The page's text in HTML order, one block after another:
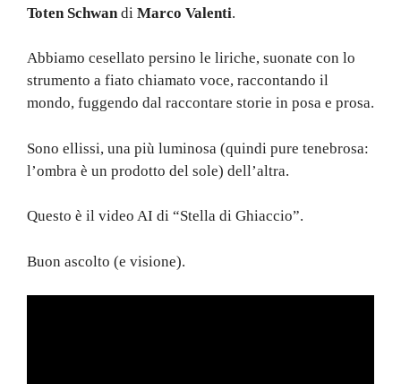
Toten Schwan di Marco Valenti.
Abbiamo cesellato persino le liriche, suonate con lo
strumento a fiato chiamato voce, raccontando il
mondo, fuggendo dal raccontare storie in posa e prosa.
Sono ellissi, una più luminosa (quindi pure tenebrosa:
l’ombra è un prodotto del sole) dell’altra.
Questo è il video AI di “Stella di Ghiaccio”.
Buon ascolto (e visione).